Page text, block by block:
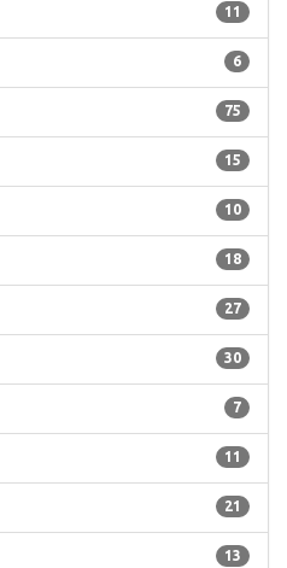
11
6
75
15
10
18
27
30
7
11
21
13